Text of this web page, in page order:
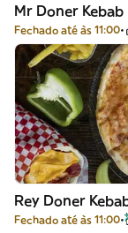
Mr Doner Kebab
Fechado até às 11:00
Rey Doner
Fechado até às 11:00